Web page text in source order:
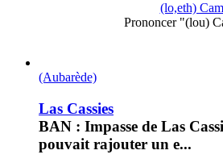
(lo,eth)
Prononcer "(lou)
(Aubarède)
Las Cassies
BAN : Impasse de Las
pouvait rajouter un e...